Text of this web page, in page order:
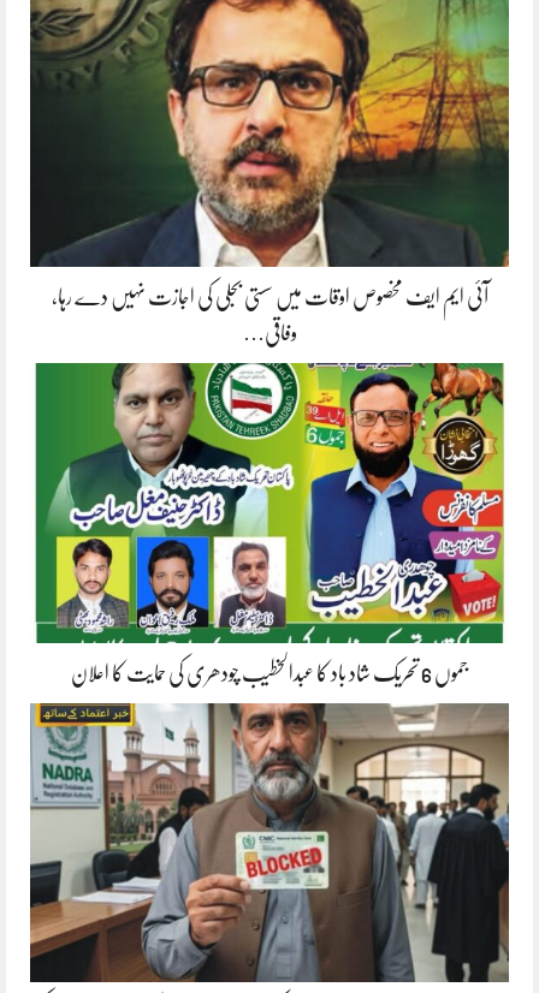
آئی ایم ایف مخصوص اوقات میں سستی بجلی کی اجازت نہیں دے رہا،
وفاقی…
جموں 6 تحریک شاد باد کا عبدالخطیب چودھری کی حمایت کا اعلان